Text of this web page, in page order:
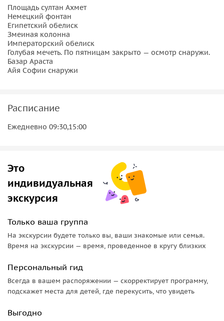
Площадь султан Ахмет
Немецкий фонтан
Египетский обелиск
Змеиная колонна
Императорский обелиск
Голубая мечеть. По пятницам закрыто — осмотр снаружи.
Базар Араста
Айя Софии снаружи
Расписание
Ежедневно 09:30,15:00
Это
индивидуальная
экскурсия
Только ваша группа
На экскурсии будете только вы, ваши знакомые или семья.
Время на экскурсии — время, проведенное в кругу близких
Персональный гид
Всегда в вашем распоряжении — скорректирует программу,
подскажет места для детей, где перекусить, что увидеть
Выгодно